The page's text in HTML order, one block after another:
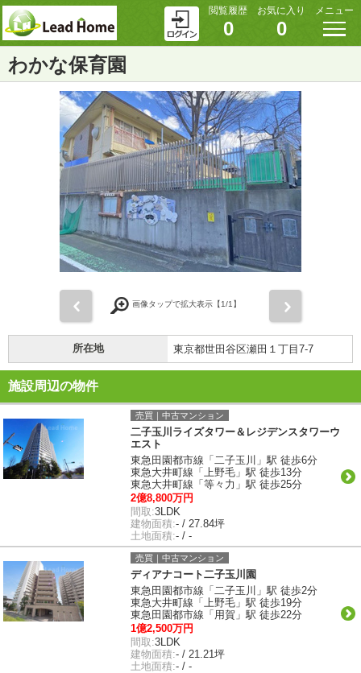
閲覧履歴
0
お気に入り
0
メニュー
わかな保育園
画像タップで拡大表示【1/1】
所在地 東京都世田谷区瀬田１丁目7-7
施設周辺の物件
売買｜中古マンション
二子玉川ライズタワー＆レジデンスタワーウ
エスト
東急田園都市線「二子玉川」駅 徒歩6分
東急大井町線「上野毛」駅 徒歩13分
東急大井町線「等々力」駅 徒歩25分
2億8,800万円
間取:3LDK
建物面積:- / 27.84坪
土地面積:- / -
売買｜中古マンション
ディアナコート二子玉川園
東急田園都市線「二子玉川」駅 徒歩2分
東急大井町線「上野毛」駅 徒歩19分
東急田園都市線「用賀」駅 徒歩22分
1億2,500万円
間取:3LDK
建物面積:- / 21.21坪
土地面積:- / -